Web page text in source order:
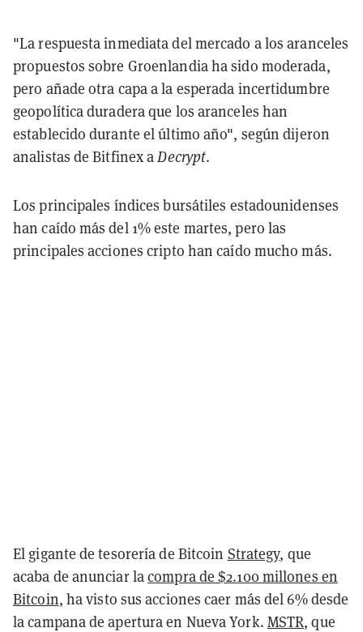
"La respuesta inmediata del mercado a los aranceles
propuestos sobre Groenlandia ha sido moderada,
pero añade otra capa a la esperada incertidumbre
geopolítica duradera que los aranceles han
establecido durante el último año", según dijeron
analistas de Bitfinex aDecrypt.
Los principales índices bursátiles estadounidenses
han caído más del 1% este martes, pero las
principales acciones cripto han caído mucho más.
El gigante de tesorería de Bitcoin Strategy, que
acaba de anunciar lacompra de $2.100 millones en
Bitcoin, ha visto sus acciones caer más del 6% desde
la campana de apertura en Nueva York. MSTR, que